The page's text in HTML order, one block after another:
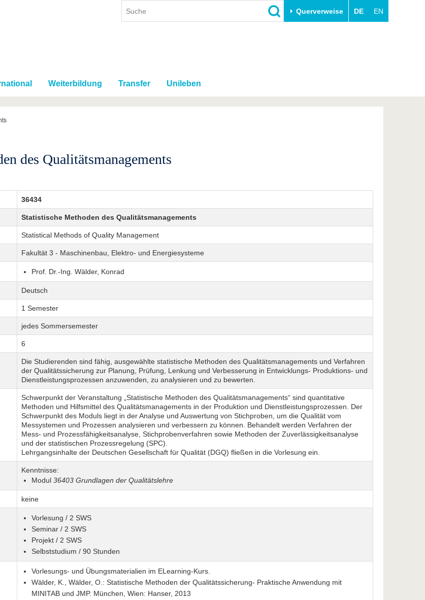
Querverweise DE EN
Weiterbildung Transfer Unileben
des Qualitätsmanagements
36434
Statistische Methoden des Qualitätsmanagements
Statistical Methods of Quality Management
Fakultät 3 - Maschinenbau, Elektro- und Energiesysteme
Prof. Dr.-Ing. Wälder, Konrad
Deutsch
1 Semester
jedes Sommersemester
6
Die Studierenden sind fähig, ausgewählte statistische Methoden des Qualitätsmanagements und Verfahren
der Qualitätssicherung zur Planung, Prüfung, Lenkung und Verbesserung in Entwicklungs- Produktions- und
Dienstleistungsprozessen anzuwenden, zu analysieren und zu bewerten.
Schwerpunkt der Veranstaltung „Statistische Methoden des Qualitätsmanagements“ sind quantitative
Methoden und Hilfsmittel des Qualitätsmanagements in der Produktion und Dienstleistungsprozessen. Der
Schwerpunkt des Moduls liegt in der Analyse und Auswertung von Stichproben, um die Qualität vom
Messystemen und Prozessen analysieren und verbessern zu können. Behandelt werden Verfahren der
Mess- und Prozessfähigkeitsanalyse, Stichprobenverfahren sowie Methoden der Zuverlässigkeitsanalyse
und der statistischen Prozessregelung (SPC).
Lehrgangsinhalte der Deutschen Gesellschaft für Qualität (DGQ) fließen in die Vorlesung ein.
Kenntnisse:
Modul 36403 Grundlagen der Qualitätslehre
keine
Vorlesung / 2 SWS
Seminar / 2 SWS
Projekt / 2 SWS
Selbststudium / 90 Stunden
Vorlesungs- und Übungsmaterialien im ELearning-Kurs.
Wälder, K., Wälder, O.: Statistische Methoden der Qualitätssicherung- Praktische Anwendung mit
MINITAB und JMP. München, Wien: Hanser, 2013